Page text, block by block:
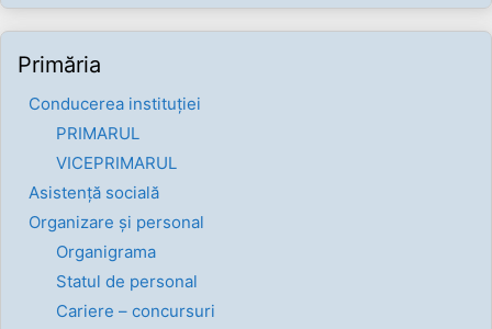
Primăria
Conducerea instituției
PRIMARUL
VICEPRIMARUL
Asistență socială
Organizare și personal
Organigrama
Statul de personal
Cariere – concursuri